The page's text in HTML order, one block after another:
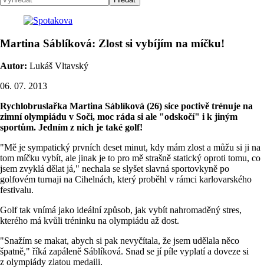
Martina Sáblíková: Zlost si vybíjím na míčku!
Autor: Lukáš Vltavský
06. 07. 2013
Rychlobruslařka Martina Sáblíková (26) sice poctivě trénuje na
zimní olympiádu v Soči, moc ráda si ale "odskočí" i k jiným
sportům. Jedním z nich je také golf!
"Mě je sympatický prvních deset minut, kdy mám zlost a můžu si ji na
tom míčku vybít, ale jinak je to pro mě strašně statický oproti tomu, co
jsem zvyklá dělat já," nechala se slyšet slavná sportovkyně po
golfovém turnaji na Cihelnách, který proběhl v rámci karlovarského
festivalu.
Golf tak vnímá jako ideální způsob, jak vybít nahromaděný stres,
kterého má kvůli tréninku na olympiádu až dost.
"Snažím se makat, abych si pak nevyčítala, že jsem udělala něco
špatně," říká zapáleně Sáblíková. Snad se jí píle vyplatí a doveze si
z olympiády zlatou medaili.